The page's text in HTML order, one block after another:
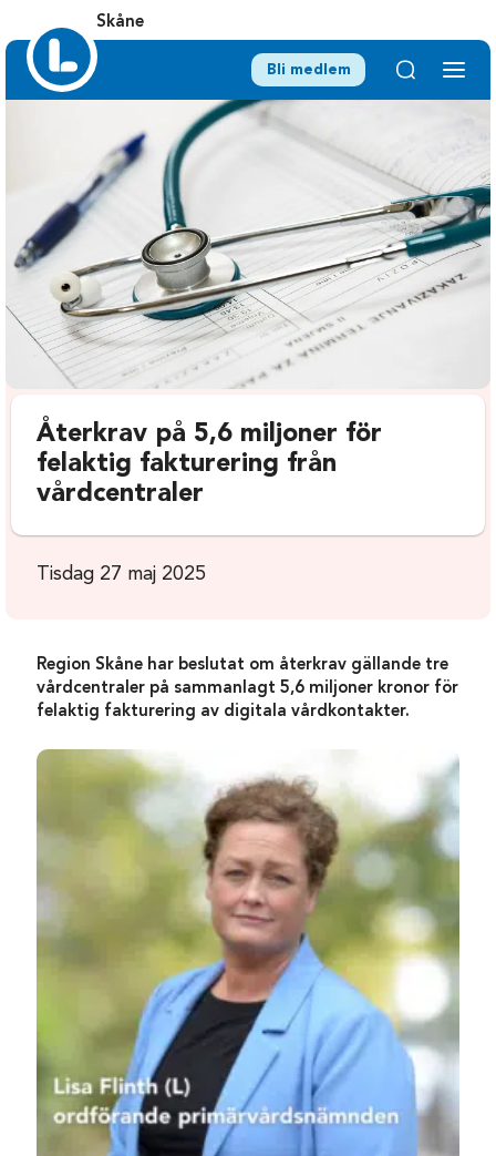
Skåne
Bli medlem
Återkrav på 5,6 miljoner för
felaktig fakturering från
vårdcentraler
Tisdag 27 maj 2025
Region Skåne har beslutat om återkrav gällande tre
vårdcentraler på sammanlagt 5,6 miljoner kronor för
felaktig fakturering av digitala vårdkontakter.